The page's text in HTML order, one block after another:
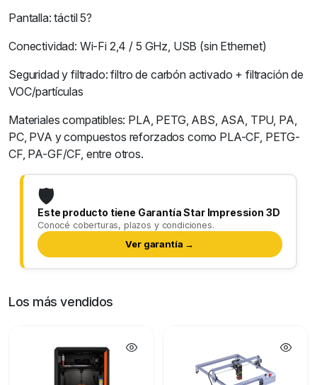
Pantalla: táctil 5?
Conectividad: Wi-Fi 2,4 / 5 GHz, USB (sin Ethernet)
Seguridad y filtrado: filtro de carbón activado + filtración de
VOC/partículas
Materiales compatibles: PLA, PETG, ABS, ASA, TPU, PA,
PC, PVA y compuestos reforzados como PLA-CF, PETG-
CF, PA-GF/CF, entre otros.
🛡️
Este producto tiene Garantía Star Impression 3D
Conocé coberturas, plazos y condiciones.
Ver garantía →
Los más vendidos